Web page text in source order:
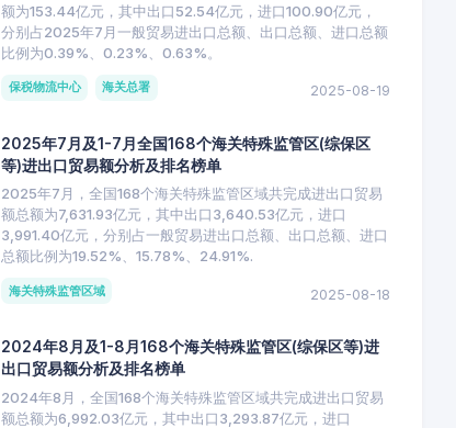
额为153.44亿元，其中出口52.54亿元，进口100.90亿元，
分别占2025年7月一般贸易进出口总额、出口总额、进口总额
比例为0.39%、0.23%、0.63%。
保税物流中心 海关总署 2025-08-19
2025年7月及1-7月全国168个海关特殊监管区(综保区
等)进出口贸易额分析及排名榜单
2025年7月，全国168个海关特殊监管区域共完成进出口贸易
额总额为7,631.93亿元，其中出口3,640.53亿元，进口
3,991.40亿元，分别占一般贸易进出口总额、出口总额、进口
总额比例为19.52%、15.78%、24.91%.
海关特殊监管区域 2025-08-18
2024年8月及1-8月168个海关特殊监管区(综保区等)进
出口贸易额分析及排名榜单
2024年8月，全国168个海关特殊监管区域共完成进出口贸易
额总额为6,992.03亿元，其中出口3,293.87亿元，进口